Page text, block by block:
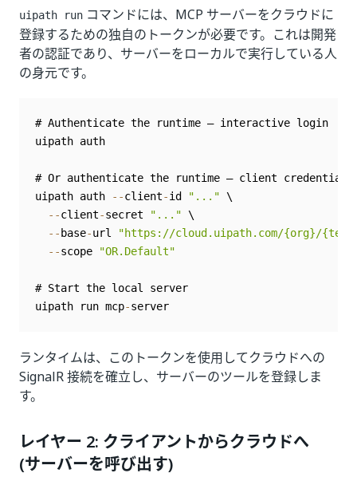
uipath run コマンドには、MCP サーバーをクラウドに
登録するための独自のトークンが必要です。これは開発
者の認証であり、サーバーをローカルで実行している人
の身元です。
# Authenticate the runtime — interactive login
uipath auth
# Or authenticate the runtime — client credentials
uipath auth
--client-id "..." \
--client-secret "..." \
-- base-url
"https://cloud.uipath.com/{org}/
--scope "OR.Default"
# Start the local server
uipath run mcp-
ランタイムは、このトークンを使用してクラウドへの
SignalR 接続を確立し、サーバーのツールを登録しま
す。
レイヤー 2: クライアントからクラウドへ
(サーバーを呼び出す)